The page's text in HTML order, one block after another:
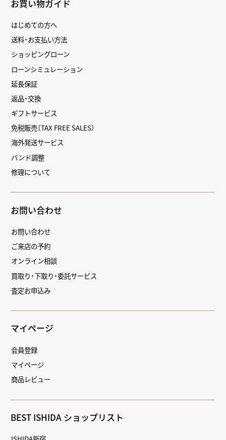
お買い物ガイド
はじめての方へ
送料・お支払い方法
ショッピングローン
ローンシミュレーション
延長保証
返品・交換
ギフトサービス
免税販売（TAX FREE SALES）
海外発送サービス
バンド調整
修理について
お問い合わせ
お問い合わせ
ご来店の予約
オンライン相談
買取り・下取り・委託サービス
査定お申込み
マイページ
会員登録
マイページ
商品レビュー
BEST ISHIDA ショップリスト